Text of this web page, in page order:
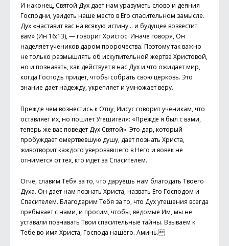
И наконец, Святой Дух дает нам уразуметь слово и деяния
Господни, увидеть наше место в Его спасительном замысле.
Дух «наставит вас на всякую истину... и будущее возвестит
вам» (Ин 16:13), — говорит Христос. Иначе говоря, Он
наделяет учеников даром пророчества. Поэтому так важно
не только размышлять об искупительной жертве Христовой,
но и познавать, как действует в нас Дух и что ожидает мир,
когда Господь придет, чтобы собрать свою церковь. Это
знание дает надежду, укрепляет и умножает веру.
Прежде чем вознестись к Отцу, Иисус говорит ученикам, что
оставляет их, но пошлет Утешителя: «Прежде я был с вами,
теперь же вас поведет Дух Святой». Это дар, который
пробуждает омертвевшую душу, дает познать Христа,
животворит каждого уверовавшего в Него и вовек не
отнимется от тех, кто идет за Спасителем.
Отче, славим Тебя за то, что даруешь нам благодать Твоего
Духа. Он дает нам познать Христа, назвать Его Господом и
Спасителем. Благодарим Тебя за то, что Дух утешения всегда
пребывает с нами, и просим, чтобы, ведомые Им, мы не
уставали познавать Твои спасительные тайны. Взываем к
Тебе во имя Христа, Господа нашего. Аминь.